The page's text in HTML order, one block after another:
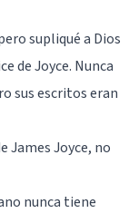
supliqué a Dios
de Joyce. Nunca
sus escritos eran
James Joyce, no
nunca tiene